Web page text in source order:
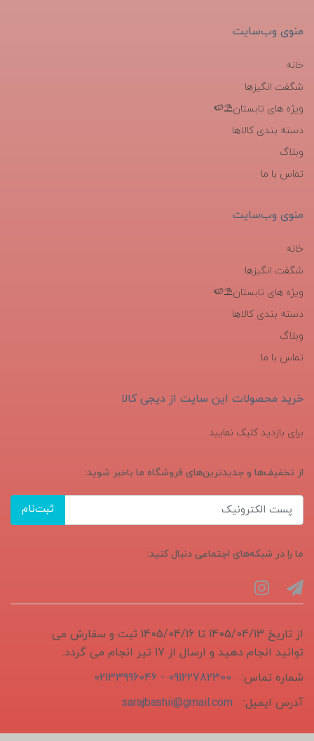
منوی وب‌سایت
خانه
شگفت انگیزها
ویژه های تابستان⛱️🍉
دسته بندی کالاها
وبلاگ
تماس با ما
منوی وب‌سایت
خانه
شگفت انگیزها
ویژه های تابستان⛱️🍉
دسته بندی کالاها
وبلاگ
تماس با ما
خرید محصولات این سایت از دیجی کالا
برای بازدید کلیک نمایید
از تخفیف‌ها و جدیدترین‌های فروشگاه ما باخبر شوید:
ثبت‌نام
ما را در شبکه‌های اجتماعی دنبال کنید:
از تاریخ 1405/04/13 تا 1405/04/16 ثبت و سفارش می
توانید انجام دهید و ارسال از 17 تیر انجام می گردد.
شماره تماس:
09122782300 - 02133996046
آدرس ایمیل:
sarajbashii@gmail.com